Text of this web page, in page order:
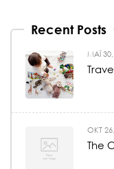
Recent Posts
ΜΆΙ
ΟΚΤ
The